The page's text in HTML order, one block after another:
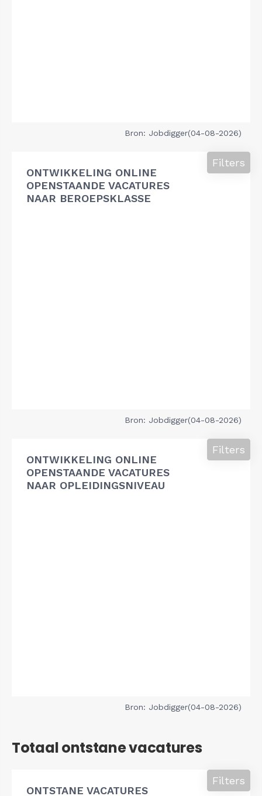
Bron: Jobdigger(04-08-2026)
ONTWIKKELING ONLINE
OPENSTAANDE VACATURES
NAAR BEROEPSKLASSE
Filters
Bron: Jobdigger(04-08-2026)
ONTWIKKELING ONLINE
OPENSTAANDE VACATURES
NAAR OPLEIDINGSNIVEAU
Filters
Bron: Jobdigger(04-08-2026)
Totaal ontstane vacatures
ONTSTANE VACATURES
Filters